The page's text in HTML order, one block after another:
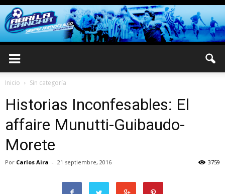
Inicio Sin categoría
Historias Inconfesables: El
affaire Munutti-Guibaudo-
Morete
Por Carlos Aira - 21 septiembre, 2016 3759